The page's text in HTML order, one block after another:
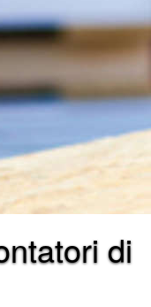
di